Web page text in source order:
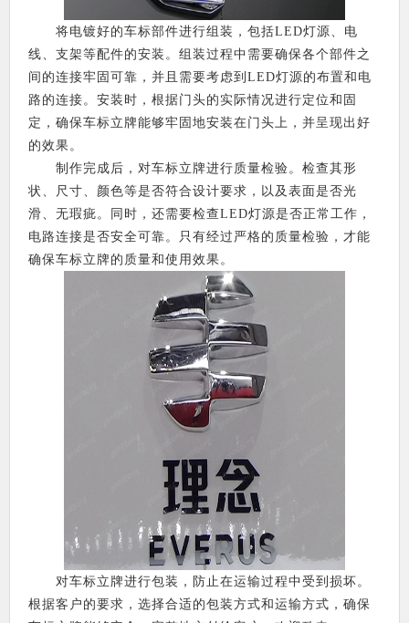
将电镀好的车标部件进行组装，包括LED灯源、电
线、支架等配件的安装。组装过程中需要确保各个部件之
间的连接牢固可靠，并且需要考虑到LED灯源的布置和电
路的连接。安装时，根据门头的实际情况进行定位和固
定，确保车标立牌能够牢固地安装在门头上，并呈现出好
的效果。
制作完成后，对车标立牌进行质量检验。检查其形
状、尺寸、颜色等是否符合设计要求，以及表面是否光
滑、无瑕疵。同时，还需要检查LED灯源是否正常工作，
电路连接是否安全可靠。只有经过严格的质量检验，才能
确保车标立牌的质量和使用效果。
对车标立牌进行包装，防止在运输过程中受到损坏。
根据客户的要求，选择合适的包装方式和运输方式，确保